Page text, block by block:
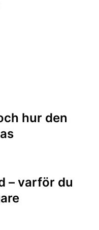
hur den
– varför du